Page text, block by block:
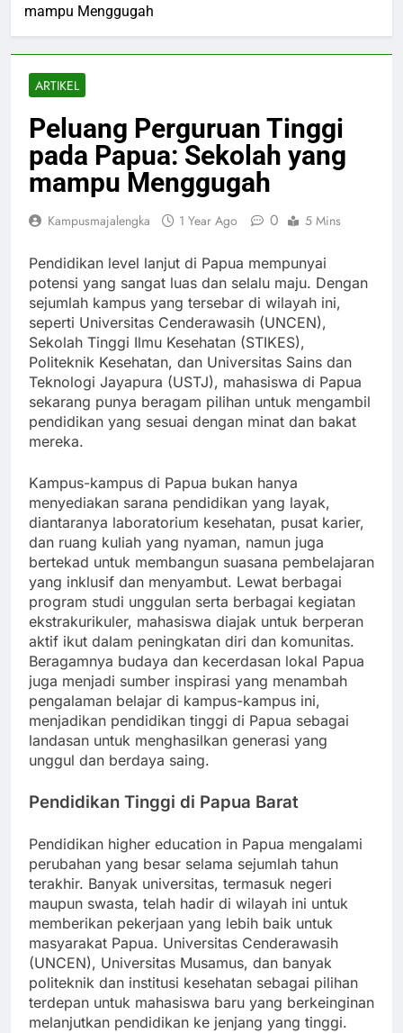
mampu Menggugah
ARTIKEL
Peluang Perguruan Tinggi
pada Papua: Sekolah yang
mampu Menggugah
Kampusmajalengka 1 Year Ago 0 5 Mins
Pendidikan level lanjut di Papua mempunyai
potensi yang sangat luas dan selalu maju. Dengan
sejumlah kampus yang tersebar di wilayah ini,
seperti Universitas Cenderawasih (UNCEN),
Sekolah Tinggi Ilmu Kesehatan (STIKES),
Politeknik Kesehatan, dan Universitas Sains dan
Teknologi Jayapura (USTJ), mahasiswa di Papua
sekarang punya beragam pilihan untuk mengambil
pendidikan yang sesuai dengan minat dan bakat
mereka.
Kampus-kampus di Papua bukan hanya
menyediakan sarana pendidikan yang layak,
diantaranya laboratorium kesehatan, pusat karier,
dan ruang kuliah yang nyaman, namun juga
bertekad untuk membangun suasana pembelajaran
yang inklusif dan menyambut. Lewat berbagai
program studi unggulan serta berbagai kegiatan
ekstrakurikuler, mahasiswa diajak untuk berperan
aktif ikut dalam peningkatan diri dan komunitas.
Beragamnya budaya dan kecerdasan lokal Papua
juga menjadi sumber inspirasi yang menambah
pengalaman belajar di kampus-kampus ini,
menjadikan pendidikan tinggi di Papua sebagai
landasan untuk menghasilkan generasi yang
unggul dan berdaya saing.
Pendidikan Tinggi di Papua Barat
Pendidikan higher education in Papua mengalami
perubahan yang besar selama sejumlah tahun
terakhir. Banyak universitas, termasuk negeri
maupun swasta, telah hadir di wilayah ini untuk
memberikan pekerjaan yang lebih baik untuk
masyarakat Papua. Universitas Cenderawasih
(UNCEN), Universitas Musamus, dan banyak
politeknik dan institusi kesehatan sebagai pilihan
terdepan untuk mahasiswa baru yang berkeinginan
melanjutkan pendidikan ke jenjang yang tinggi.